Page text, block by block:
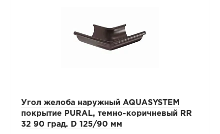
Угол желоба наружный AQUASYSTEM
покрытие PURAL, темно-коричневый RR
32 90 град. D 125/90 мм